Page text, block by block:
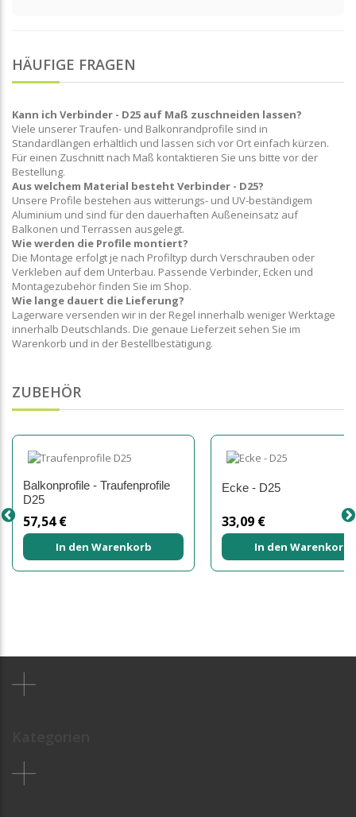
HÄUFIGE FRAGEN
Kann ich Verbinder - D25 auf Maß zuschneiden lassen?
Viele unserer Traufen- und Balkonrandprofile sind in
Standardlängen erhältlich und lassen sich vor Ort einfach kürzen.
Für einen Zuschnitt nach Maß kontaktieren Sie uns bitte vor der
Bestellung.
Aus welchem Material besteht Verbinder - D25?
Unsere Profile bestehen aus witterungs- und UV-beständigem
Aluminium und sind für den dauerhaften Außeneinsatz auf
Balkonen und Terrassen ausgelegt.
Wie werden die Profile montiert?
Die Montage erfolgt je nach Profiltyp durch Verschrauben oder
Verkleben auf dem Unterbau. Passende Verbinder, Ecken und
Montagezubehör finden Sie im Shop.
Wie lange dauert die Lieferung?
Lagerware versenden wir in der Regel innerhalb weniger Werktage
innerhalb Deutschlands. Die genaue Lieferzeit sehen Sie im
Warenkorb und in der Bestellbestätigung.
ZUBEHÖR
Balkonprofile - Traufenprofile
D25
57,54 €
In den Warenkorb
Ecke - D25
33,09 €
In den Warenkorb